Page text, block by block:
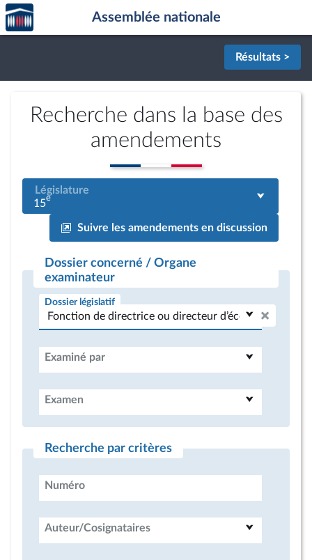
Aller au contenu
Aller en bas de la page
Accèder
à la
page
Assemblée nationale
Résultats >
Recherche dans la base des
amendements
Législature
15e
Suivre les amendements en discussion
Dossier concerné / Organe
examinateur
Dossier législatif
Examiné par
Examen
Recherche par critères
Numéro
Auteur/Cosignataires